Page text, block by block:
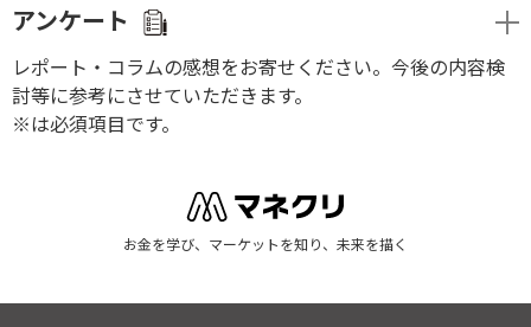
アンケート
レポート・コラムの感想をお寄せください。今後の内容検
討等に参考にさせていただきます。
※は必須項目です。
お金を学び、マーケットを知り、未来を描く